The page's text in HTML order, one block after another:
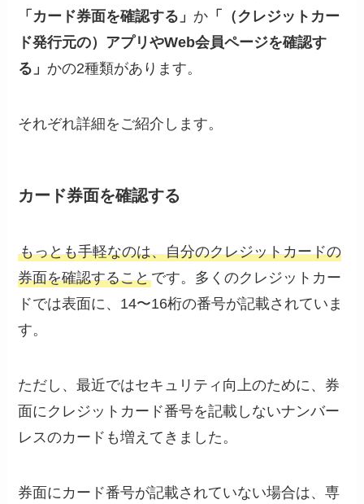
「カード券面を確認する」 か 「（クレジットカー
ド発行元の）アプリやWeb会員ページを確認す
る」 かの2種類があります。
それぞれ詳細をご紹介します。
カード券面を確認する
もっとも手軽なのは、自分のクレジットカードの
券面を確認することです。多くのクレジットカー
ドでは表面に、14〜16桁の番号が記載されていま
す。
ただし、最近ではセキュリティ向上のために、券
面にクレジットカード番号を記載しないナンバー
レスのカードも増えてきました。
券面にカード番号が記載されていない場合は、専